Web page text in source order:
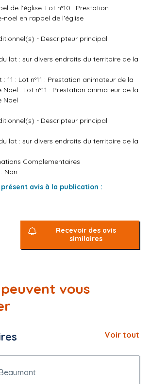
de l'église. Lot n°10 : Prestation
noel en rappel de l'église
- Descripteur principal :
lot : sur divers endroits du territoire de la
11 : Lot n°11 : Prestation animateur de la
. Lot n°11 : Prestation animateur de la
Noel
- Descripteur principal :
lot : sur divers endroits du territoire de la
Complementaires
Non
avis à la publication :
Recevoir des avis
similaires
peuvent vous
Voir tout